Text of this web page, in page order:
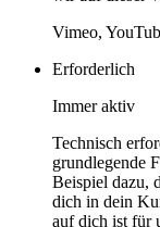
Vimeo,
Erforderlich
Immer aktiv
Technisch
grundlegende
Beispiel dazu,
dich in dein
auf dich ist für